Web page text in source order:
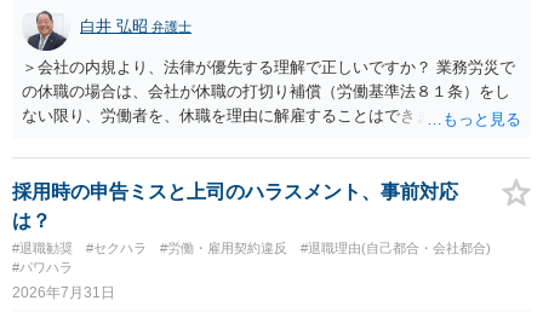
交渉は一般的です。 交渉の方向としては、上限額を設ける、実損害ベ
ースにする、算定根拠を明確化する、違約金ではなく「合理的な実
費・未回収費用のみ」に限定する、などが典型です。 ・弁護士に契約
前に契約書の内容をレビューしてもらう価値は十分にあると思われま
す。 争点は、契約類型が雇用か業務委託か、実態として労働者性があ
るか、解除事由が双方にどう定められているか、違約金の算定根拠が
合理的か、という複数論点に分かれます。契約前なら、交渉のパワー
バランスの問題もありますが、修正余地があるうえ、後から争うより
コストを抑えやすいので、資料等を持参の上弁護士に確認されること
をお勧めします。 ・事務所側の解除でも、解除理由によってはタレン
ト側に損害賠償が発生する建付けになっていることはあります。ただ
し、事務所側が一方的に解除したのにタレントへ違約金を課す設計
は、合理性や対価性を欠くとして争いやすいです。逆に、タレント側
白井 弘昭 弁護士
＞会社の内規より、法律が優先する理解で正しいですか？ 業務労災で
の休職の場合は、会社が休職の打切り補償（労働基準法８１条）をし
ない限り、労働者を、休職を理由に解雇することはできません（労働
期間満了による退職は、業務労災への適用はありませんので、ご安心
ください。 仮に会社が打切り補償をせずに解雇した場合は、不当解雇
に当たります。 ＞労災の休業補償と、所得補償保険の保険金とは別
に、受け取れる金銭はありますでしょうか？ 業務労災の場合は、会社
の安全配慮義務違反が認められると解されますので、会社の損害賠償
責任（治療費、通院慰謝料、入院費、入院慰謝料、後遺障害慰謝料、
採用時の申告ミスと上司のハラスメント、事前対応
は？
#退職勧奨 #セクハラ #労働・雇用契約違反
#退職理由(自己都合・会社都合)
#パワハラ
2026年7月31日